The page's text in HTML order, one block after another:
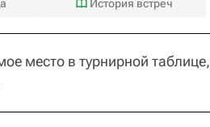
История встреч
место в турнирной таблице,